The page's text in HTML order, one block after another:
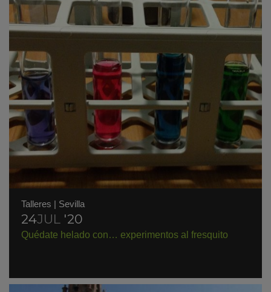
Talleres | Sevilla
24JUL '20
Quédate helado con… experimentos al fresquito